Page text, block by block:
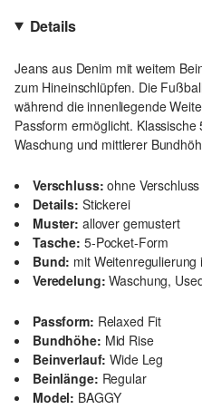
Details
Jeans aus Denim mit weitem
zum Hineinschlüpfen. Die
während die innenliegende
Passform ermöglicht.
Waschung und mittlerer
Verschluss: ohne Verschluss
Details: Stickerei
Muster: allover gemustert
Tasche: 5-Pocket-Form
Bund: mit Weitenregulierung
Veredelung: Waschung,
Passform: Relaxed Fit
Bundhöhe: Mid Rise
Beinverlauf: Wide Leg
Beinlänge: Regular
Model: BAGGY